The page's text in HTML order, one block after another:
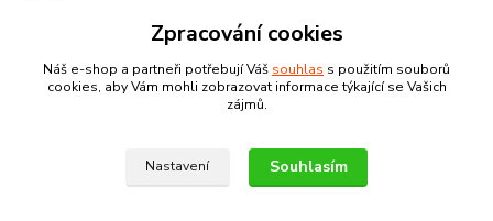
info@czechtherm.cz
Zpracování cookies
Náš e-shop a partneři potřebují Váš souhlas s použitím souborů
cookies, aby Vám mohli zobrazovat informace týkající se Vašich
zájmů.
Nastavení Souhlasím